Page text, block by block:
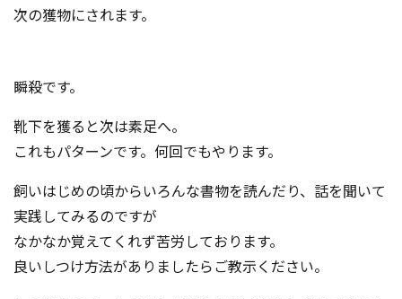
次の獲物にされます。
瞬殺です。
靴下を獲ると次は素足へ。
これもパターンです。何回でもやります。
飼いはじめの頃からいろんな書物を読んだり、話を聞いて
実践してみるのですが
なかなか覚えてくれず苦労しております。
良いしつけ方法がありましたらご教示ください。